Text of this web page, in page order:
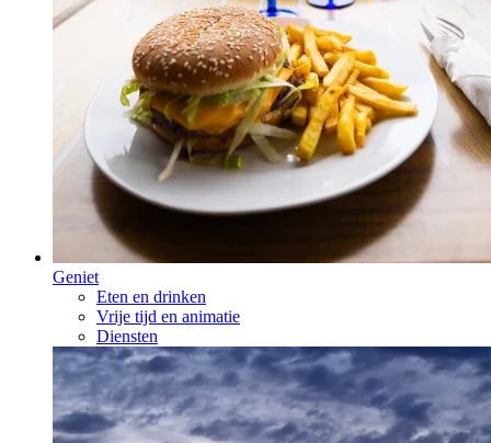
Geniet
Eten en drinken
Vrije tijd en animatie
Diensten